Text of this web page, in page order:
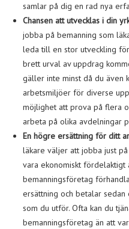
samlar på dig en rad nya
Chansen att utvecklas i din
jobba på bemanning som
leda till en stor utveckling
brett urval av uppdrag
gäller inte minst då du även
arbetsmiljöer för diverse
möjlighet att prova på flera
arbeta på olika avdelningar
En högre ersättning för ditt
läkare väljer att jobba just
vara ekonomiskt fördelaktigt
bemanningsföretag
ersättning och betalar
som du utför. Ofta kan du
bemanningsföretag än att